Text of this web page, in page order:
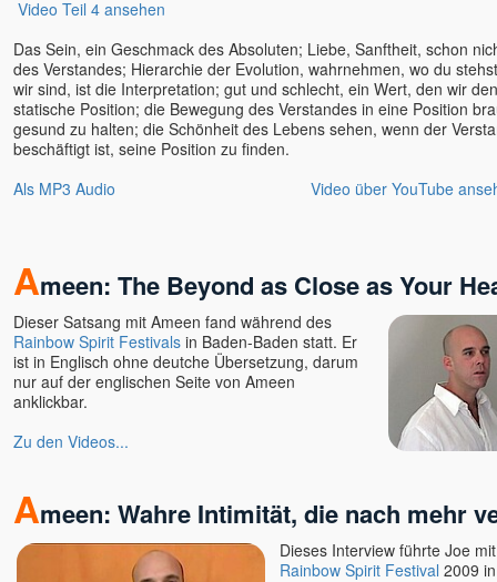
Video Teil 4 ansehen
Das Sein, ein Geschmack des Absoluten; Liebe, Sanftheit, schon
des Verstandes; Hierarchie der Evolution, wahrnehmen, wo du
wir sind, ist die Interpretation; gut und schlecht, ein Wert, den wir
statische Position; die Bewegung des Verstandes in eine Position
gesund zu halten; die Schönheit des Lebens sehen, wenn der
beschäftigt ist, seine Position zu finden.
Als MP3 Audio
Video über YouTube
Ameen: The Beyond as Close as Your
Dieser Satsang mit Ameen fand während des
Rainbow Spirit Festivals in Baden-Baden statt. Er
ist in Englisch ohne deutche Übersetzung, darum
nur auf der englischen Seite von Ameen
anklickbar.
Zu den Videos...
Ameen: Wahre Intimität, die nach mehr
Dieses Interview führte Joe
Rainbow Spirit Festival 2009